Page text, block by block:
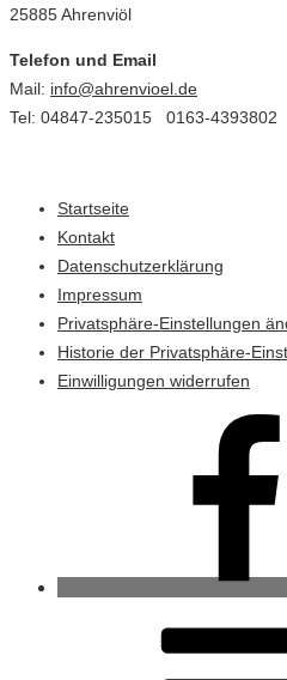
25885 Ahrenviöl
Telefon und Email
Mail: info@ahrenvioel.de
Tel: 04847-235015 0163-4393802
Startseite
Kontakt
Datenschutzerklärung
Impressum
Privatsphäre-Einstellungen
Historie der Privatsphäre-
Einwilligungen widerrufen